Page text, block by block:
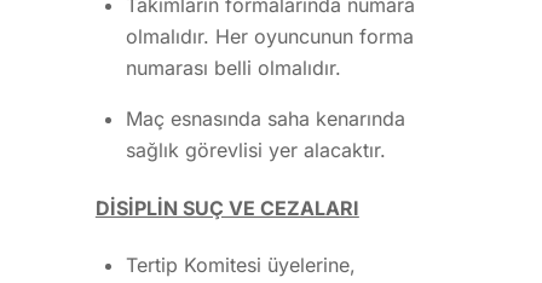
olmalıdır. Her oyuncunun forma
numarası belli olmalıdır.
Maç esnasında saha kenarında
sağlık görevlisi yer alacaktır.
DİSİPLİN SUÇ VE CEZALARI
Tertip Komitesi üyelerine,